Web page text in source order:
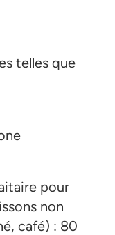
telles que
pour
non
café) : 80